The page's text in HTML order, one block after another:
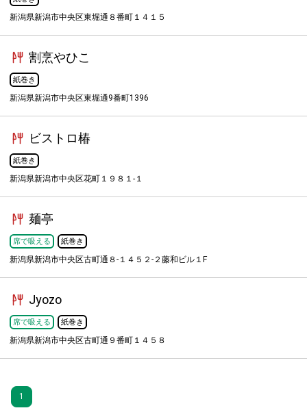
新潟県新潟市中央区東堀通８番町１４１５
割烹やひこ
紙巻き
新潟県新潟市中央区東堀通9番町1396
ビストロ椿
紙巻き
新潟県新潟市中央区花町１９８１-１
麺亭
席で吸える 紙巻き
新潟県新潟市中央区古町通８-１４５２-２藤和ビル１F
Jyozo
席で吸える 紙巻き
新潟県新潟市中央区古町通９番町１４５８
1